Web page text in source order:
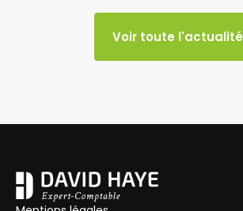
Voir toute l'actualité